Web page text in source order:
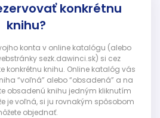
konkrétnu
knihu?
konta v online katalógu (alebo
sezk.dawinci.sk) si cez
konkrétnu knihu. Online katalóg vás
“voľná” alebo “obsadená” a na
obsadenú knihu jedným kliknutím
je voľná, si ju rovnakým spôsobom
objednať.